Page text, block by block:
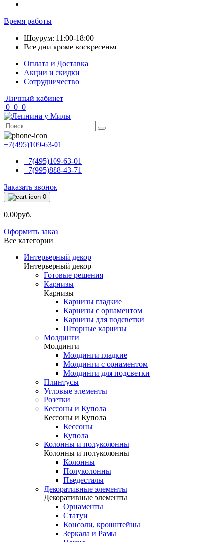
Время работы
Шоурум: 11:00-18:00
Все дни кроме воскресенья
Оплата и Доставка
Акции и скидки
Cотрудничество
Личный кабинет
0 0 0
+7(495)109-63-01
+7(495)109-63-01
+7(995)888-43-71
Заказать звонок
0
0.00руб.
Оформить заказ
Все категории
Интерьерный декор
Интерьерный декор
Готовые решения
Карнизы
Карнизы
Карнизы гладкие
Карнизы с орнаментом
Карнизы для подсветки
Шторные карнизы
Молдинги
Молдинги
Молдинги гладкие
Молдинги с орнаментом
Молдинги для подсветки
Плинтусы
Угловые элементы
Розетки
Кессоны и Купола
Кессоны и Купола
Кессоны
Купола
Колонны и полуколонны
Колонны и полуколонны
Колонны
Полуколонны
Пьедесталы
Декоративные элементы
Декоративные элементы
Орнаменты
Статуи
Консоли, кронштейны
Зеркала и Рамы